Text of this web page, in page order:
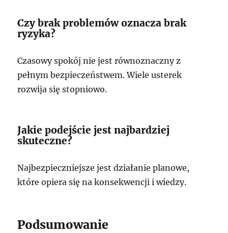
Czy brak problemów oznacza brak
ryzyka?
Czasowy spokój nie jest równoznaczny z
pełnym bezpieczeństwem. Wiele usterek
rozwija się stopniowo.
Jakie podejście jest najbardziej
skuteczne?
Najbezpieczniejsze jest działanie planowe,
które opiera się na konsekwencji i wiedzy.
Podsumowanie